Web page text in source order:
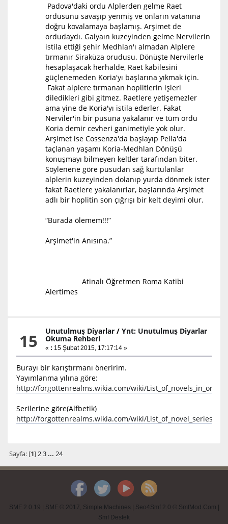
Padova'daki ordu Alplerden gelme Raet
ordusunu savaşıp yenmiş ve onların vatanına
doğru kovalamaya başlamış. Arşimet de
ordudaydı. Galyaın kuzeyinden gelme Nervilerin
istila ettiği şehir Medhlan'ı almadan Alplere
tırmanır Siraküza orudusu. Dönüşte Nervilerle
hesaplaşacak herhalde, Raet kabilesini
güçlenemeden Koria'yı başlarına yıkmak için.
Fakat alplere tırmanan hoplitlerin işleri
diledikleri gibi gitmez. Raetlere yetişemezler
ama yine de Koria'yı istila ederler. Fakat
Nerviler'in bir pusuna yakalanır ve tüm ordu
Koria demir cevheri ganimetiyle yok olur.
Arşimet ise Cossenza'da başlayıp Pella'da
taçlanan yaşamı Koria-Medhlan Dönüşü
konuşmayı bilmeyen keltler tarafından biter.
Söylenene göre pusudan sağ kurtulanlar
alplerin kuzeyinden dolanıp yurda dönmek ister
fakat Raetlere yakalanırlar, başlarında Arşimet
adlı bir hoplitin son çığrışı bir kelt deyimi olur.
“Burada ölemem!!!”
Arşimet'in Anısına.”
Atinalı Öğretmen Roma Katibi
Alertimes
15 Unutulmuş Diyarlar /Ynt: Unutulmuş Diyarlar
Okuma Rehberi
« : 15 Şubat 2015, 17:17:14 »
Burayı bir karıştırmanı öneririm.
Yayımlanma yılına göre:
http://forgottenrealms.wikia.com/wiki/
Serilerine göre(Alfbetik)
http://forgottenrealms.wikia.com/wiki/List_of_novel_series
Sayfa: [1]2 3 ... 24
SMF 2.0.19 | SMF © 2017 Simple Machines | Seo4Smf 2.0 © SmfMod.Com |
Smf Destek